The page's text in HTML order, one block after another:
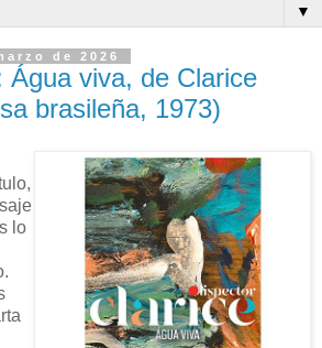
▼
de 2026
Água viva, de Clarice
brasileña, 1973)
lo